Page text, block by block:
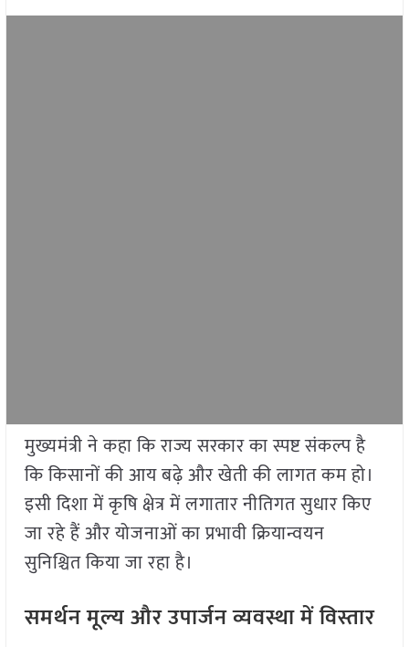
मुख्यमंत्री ने कहा कि राज्य सरकार का स्पष्ट संकल्प है
कि किसानों की आय बढ़े और खेती की लागत कम हो।
इसी दिशा में कृषि क्षेत्र में लगातार नीतिगत सुधार किए
जा रहे हैं और योजनाओं का प्रभावी क्रियान्वयन
सुनिश्चित किया जा रहा है।
समर्थन मूल्य और उपार्जन व्यवस्था में विस्तार